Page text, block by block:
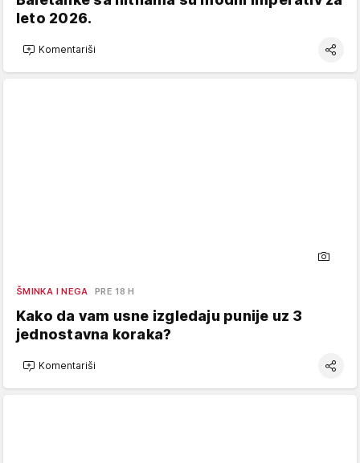
leto 2026.
Komentariši
ŠMINKA I NEGA PRE 18 H
Kako da vam usne izgledaju punije uz 3
jednostavna koraka?
Komentariši